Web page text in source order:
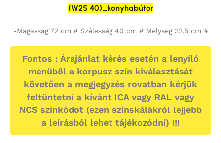
(W2S 40)_konyhabútor
-Magasság 72 cm # Szélesség 40 cm # Mélység 32,5 cm #
Fontos : Árajánlat kérés esetén a lenyíló
menüből a korpusz szín kiválasztását
követően a megjegyzés rovatban kérjük
feltüntetni a kívánt ICA vagy RAL vagy
NCS színkódot (ezen színskálákról lejjebb
a leírásból lehet tájékozódni) !!!